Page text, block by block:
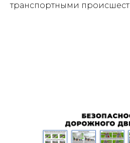
транспортными